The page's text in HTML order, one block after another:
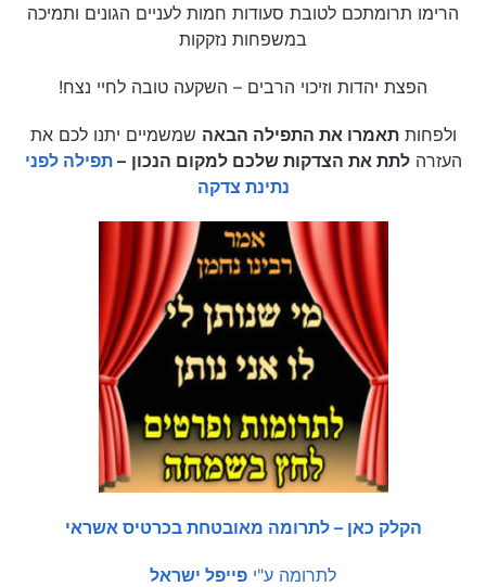
הרימו תרומתכם לטובת סעודות חמות לעניים הגונים ותמיכה
במשפחות נזקקות
הפצת יהדות וזיכוי הרבים – השקעה טובה לחיי נצח!
ולפחותתאמרו את התפילה הבאה שמשמיים יתנו לכם את
העזרהלתת את הצדקות שלכם למקום הנכון –תפילה לפני
נתינת צדקה
הקלק כאן – לתרומה מאובטחת בכרטיס אשראי
לתרומה ע"י פייפל ישראל